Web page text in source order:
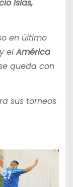
Islas,
en último
elAmérica
queda con
sus torneos